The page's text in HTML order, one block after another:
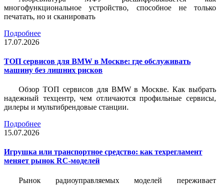
многофункциональное устройство, способное не только
печатать, но и сканировать
Подробнее
17.07.2026
ТОП сервисов для BMW в Москве: где обслуживать
машину без лишних рисков
Обзор ТОП сервисов для BMW в Москве. Как выбрать
надежный техцентр, чем отличаются профильные сервисы,
дилеры и мультибрендовые станции.
Подробнее
15.07.2026
Игрушка или транспортное средство: как техрегламент
меняет рынок RC-моделей
Рынок радиоуправляемых моделей переживает